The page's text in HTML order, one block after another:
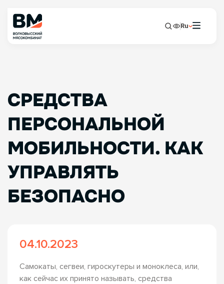
Ru
СРЕДСТВА
ПЕРСОНАЛЬНОЙ
МОБИЛЬНОСТИ. КАК
УПРАВЛЯТЬ
БЕЗОПАСНО
04.10.2023
Самокаты, сегвеи, гироскутеры и моноклеса, или,
как сейчас их принято называть, средства